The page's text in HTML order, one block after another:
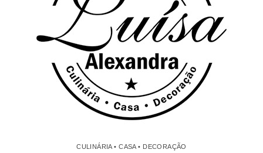
CULINÁRIA • CASA • DECORAÇÃO